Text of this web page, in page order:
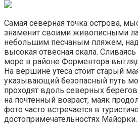
Самая северная точка острова,
знаменит своими живописными
небольшим песчаным пляжем,
высокая отвесная скала.
море в районе Форментора
На вершине утеса стоит старый
указывающий безопасный путь
проходят вдоль северных
на почтенный возраст, маяк
фото часто встречается в
достопримечательностях Майорки.